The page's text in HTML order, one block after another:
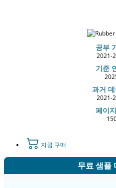
공부
2021-
기준
과거
2021-
페이
지금 구매
무료 샘플